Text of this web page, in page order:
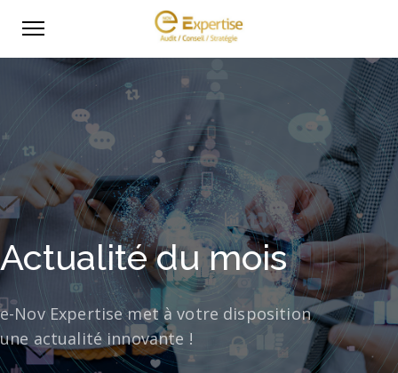
Actualité du mois
e-Nov Expertise met à votre disposition
une actualité innovante !